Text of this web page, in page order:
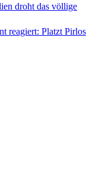
droht das völlige
reagiert: Platzt Pirlos